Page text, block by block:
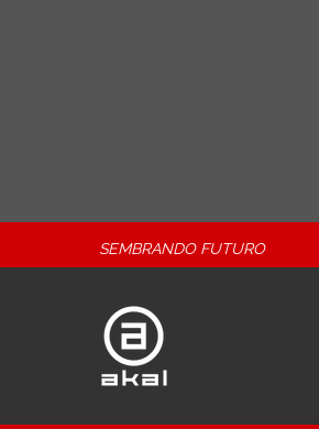
SEMBRANDO FUTURO